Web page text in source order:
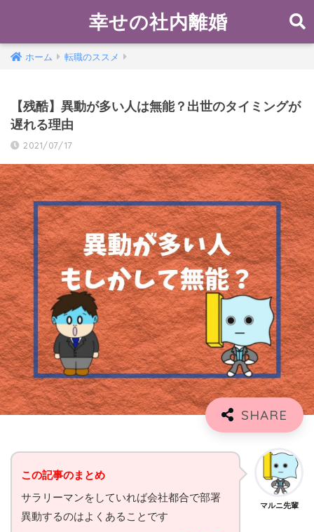
幸せの社内離婚
ホーム 転職のススメ
【残酷】異動が多い人は無能？出世のタイミングが
遅れる理由
2021/07/17
マルニ先輩
この記事のまとめ
サラリーマンをしていれば会社都合で部署
異動するのはよくあることです